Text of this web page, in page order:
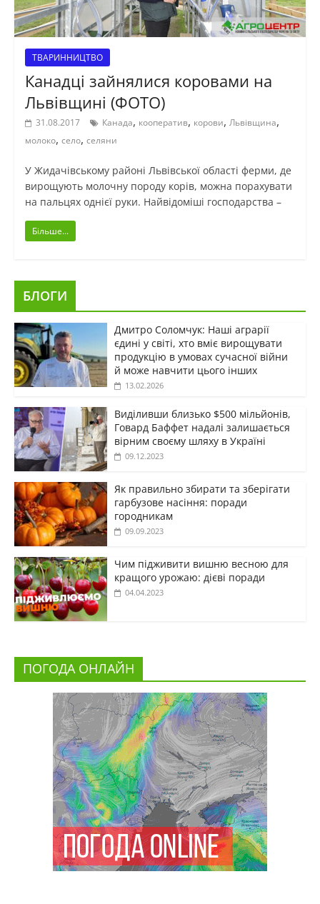
ТВАРИННИЦТВО
Канадці зайнялися коровами на
Львівщині (ФОТО)
31.08.2017 Канада, кооператив, корови, Львівщина,
молоко, село, селяни
У Жидачівському районі Львівської області ферми, де
вирощують молочну породу корів, можна порахувати
на пальцях однієї руки. Найвідоміші господарства –
Більше...
БЛОГИ
Дмитро Соломчук: Наші аграрії
єдині у світі, хто вміє вирощувати
продукцію в умовах сучасної війни
й може навчити цього інших
13.02.2026
Виділивши близько $500 мільйонів,
Говард Баффет надалі залишається
вірним своєму шляху в Україні
09.12.2023
Як правильно збирати та зберігати
гарбузове насіння: поради
городникам
09.09.2023
Чим підживити вишню весною для
кращого урожаю: дієві поради
04.04.2023
ПОГОДА ОНЛАЙН